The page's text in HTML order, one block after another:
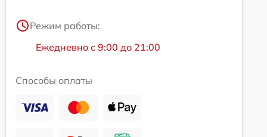
Режим работы:
Ежедневно с 9:00 до 21:00
Способы оплаты